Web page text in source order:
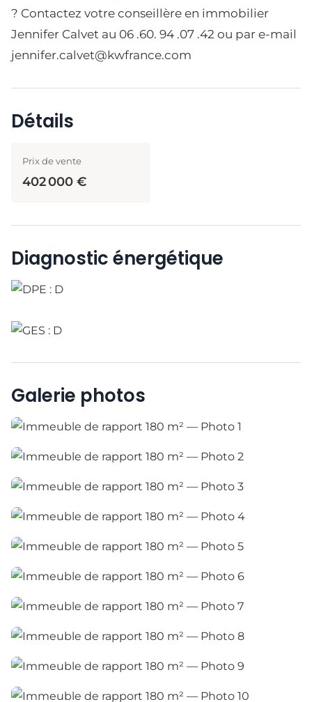
? Contactez votre conseillère en immobilier
Jennifer Calvet au 06 .60. 94 .07 .42 ou par e-mail
jennifer.calvet@kwfrance.com
Détails
Prix de vente
402 000 €
Diagnostic énergétique
Galerie photos